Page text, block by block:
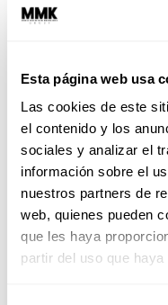
Esta página web usa
Las cookies de este
el contenido y los
sociales y analizar el
información sobre el
nuestros partners de
web, quienes pueden
que les haya
partir del uso que
Ikigai: ¿Cómo
Les traje a